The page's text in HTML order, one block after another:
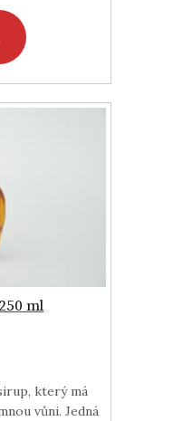
ml
který má
vůni. Jedná